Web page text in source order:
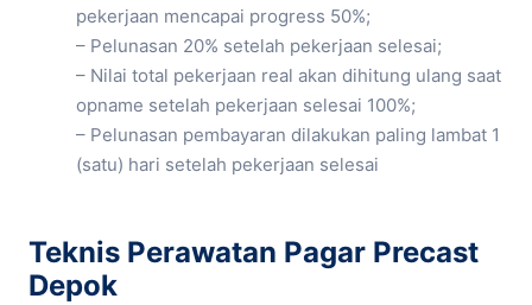
pekerjaan mencapai progress 50%;
– Pelunasan 20% setelah pekerjaan selesai;
– Nilai total pekerjaan real akan dihitung ulang saat
opname setelah pekerjaan selesai 100%;
– Pelunasan pembayaran dilakukan paling lambat 1
(satu) hari setelah pekerjaan selesai
Teknis Perawatan Pagar Precast
Depok